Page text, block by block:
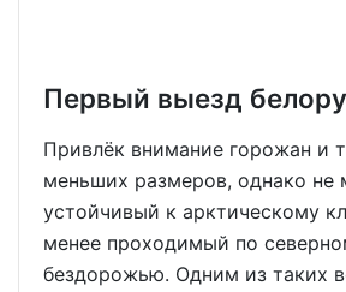
Первый выезд
Привлёк внимание горожан и
меньших размеров, однако не
устойчивый к арктическому
менее проходимый по
бездорожью. Одним из таких